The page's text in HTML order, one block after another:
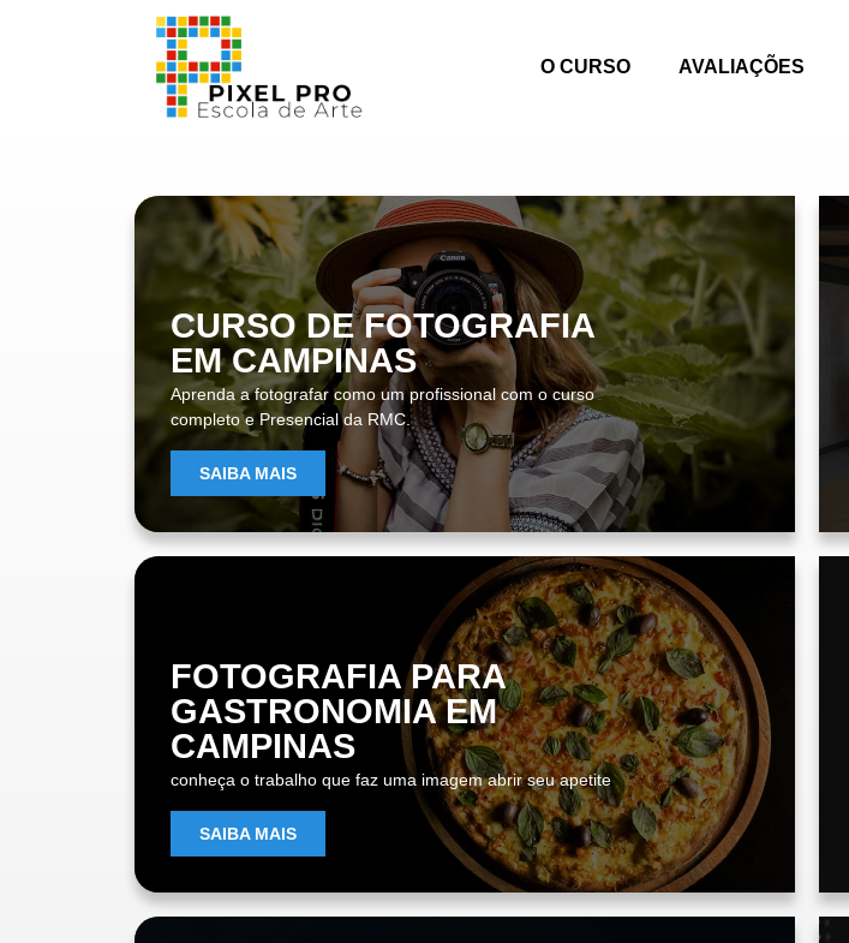
O CURSO AVALIAÇÕES
CURSO DE FOTOGRAFIA
EM CAMPINAS
Aprenda a fotografar como um profissional com o curso
completo e Presencial da RMC.
SAIBA MAIS
FOTOGRAFIA PARA
GASTRONOMIA EM
CAMPINAS
conheça o trabalho que faz uma imagem abrir seu apetite
SAIBA MAIS